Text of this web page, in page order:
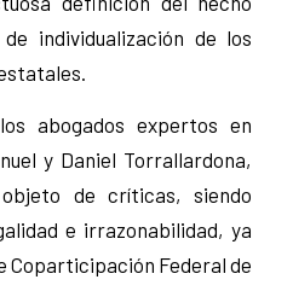
individualización de los
abogados expertos en
y Daniel Torrallardona,
de críticas, siendo
e irrazonabilidad, ya
Coparticipación Federal de